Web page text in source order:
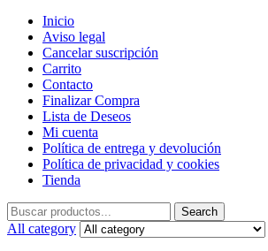
Inicio
Aviso legal
Cancelar suscripción
Carrito
Contacto
Finalizar Compra
Lista de Deseos
Mi cuenta
Política de entrega y devolución
Política de privacidad y cookies
Tienda
Search
for:
Search
All category